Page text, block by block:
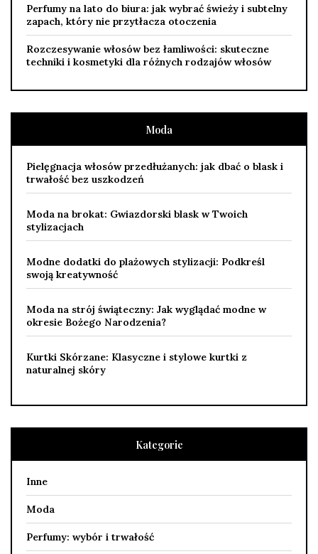
Perfumy na lato do biura: jak wybrać świeży i subtelny
zapach, który nie przytłacza otoczenia
Rozczesywanie włosów bez łamliwości: skuteczne
techniki i kosmetyki dla różnych rodzajów włosów
Moda
Pielęgnacja włosów przedłużanych: jak dbać o blask i
trwałość bez uszkodzeń
Moda na brokat: Gwiazdorski blask w Twoich
stylizacjach
Modne dodatki do plażowych stylizacji: Podkreśl
swoją kreatywność
Moda na strój świąteczny: Jak wyglądać modne w
okresie Bożego Narodzenia?
Kurtki Skórzane: Klasyczne i stylowe kurtki z
naturalnej skóry
Kategorie
Inne
Moda
Perfumy: wybór i trwałość